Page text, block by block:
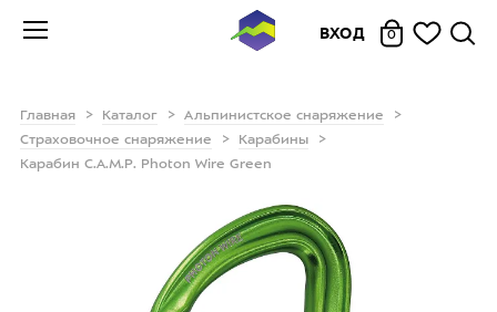
ВХОД 0
Главная Каталог
Альпинистское снаряжение
Страховочное снаряжение
Карабины
Карабин C.A.M.P. Photon Wire Green